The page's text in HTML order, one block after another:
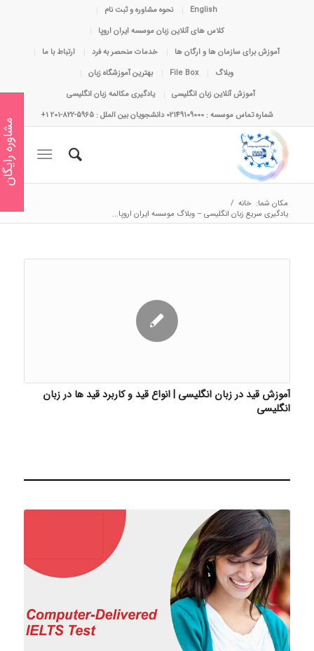
English
نحوه مشاوره و ثبت نام
کلاس های آنلاین زبان موسسه ایران اروپا
آموزش برای سازمان ها و ارگان ها
خدمات منحصر به فرد
ارتباط با ما
وبلاگ
File Box
بهترین آموزشگاه زبان
آموزش آنلاین زبان انگلیسی
یادگیری مکالمه زبان انگلیسی
شماره تماس موسسه : 02149109000 دانشجویان بین الملل : 5965-822-201 1+
مکان شما: خانه /
یادگیری سریع زبان انگلیسی – وبلاگ موسسه ایران اروپا...
آموزش قید در زبان انگلیسی | انواع قید و کاربرد قید ها در زبان
انگلیسی